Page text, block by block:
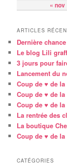
« nov
ARTICLES
Dernière chance
Le blog Lili
3 jours pour
Lancement du
Coup de ♥ de
Coup de ♥ de
Coup de ♥ de
La rentrée des
La boutique
Coup de ♥ de
CATÉGORIES